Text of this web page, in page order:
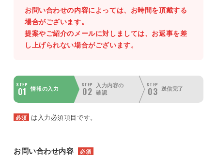
お問い合わせの内容によっては、お時間を頂戴する
場合がございます。
提案やご紹介のメールに対しましては、お返事を差
し上げられない場合がございます。
STEP
01 情報の入力
STEP
02
入力内容の
確認
STEP
03 送信完了
必須 は入力必須項目です。
お問い合わせ内容 必須